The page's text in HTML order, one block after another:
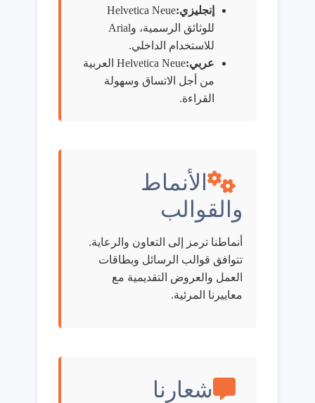
إنجليزي:Helvetica Neue
للوثائق الرسمية، وArial
للاستخدام الداخلي.
عربي:
Helvetica Neue العربية
من أجل الاتساق وسهولة
القراءة.
الأنماط
والقوالب
أنماطنا ترمز إلى التعاون والرعاية.
تتوافق قوالب الرسائل وبطاقات
العمل والعروض التقديمية مع
معاييرنا المرئية.
شعارنا